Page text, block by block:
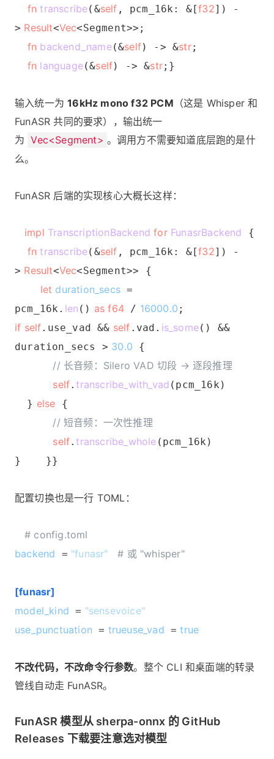
fn transcribe(&self , pcm_16k: &[f32]) -
> Result<Vec<Segment>>;
fn backend_name(&self) -> &str;
fn language(&self) -> &str;}
输入统一为16kHz mono f32 PCM （这是 Whisper 和
FunASR 共同的要求），输出统一
为 Vec<Segment> 。调用方不需要知道底层跑的是什
么。
FunASR 后端的实现核心大概长这样：
impl TranscriptionBackend forFunasrBackend {
fn transcribe(&self , pcm_16k: &[f32]) -
> Result<Vec<Segment>> {
let duration_secs =
pcm_16k. len () as f64 / 16000.0 ;
if self.use_vad && self .vad. is_some() &&
duration_secs > 30.0 {
// 长音频：Silero VAD 切段 → 逐段推理
self.transcribe_with_vad (pcm_16k)
} else {
// 短音频：一次性推理
self.transcribe_whole (pcm_16k)
} }}
配置切换也是一行 TOML：
# config.toml
backend = "funasr" # 或 "whisper"
[funasr]
model_kind = "sensevoice"
use_punctuation = trueuse_vad = true
不改代码，不改命令行参数。整个 CLI 和桌面端的转录
管线自动走 FunASR。
FunASR 模型从 sherpa-onnx 的 GitHub
Releases 下载要注意选对模型